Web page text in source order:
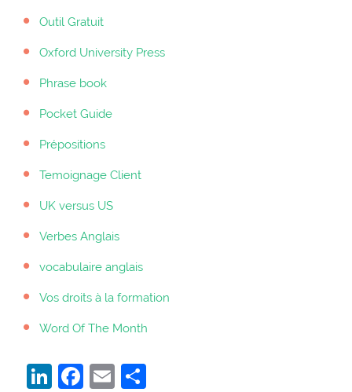
Outil Gratuit
Oxford University Press
Phrase book
Pocket Guide
Prépositions
Temoignage Client
UK versus US
Verbes Anglais
vocabulaire anglais
Vos droits à la formation
Word Of The Month
LinkedIn
Facebook
Email